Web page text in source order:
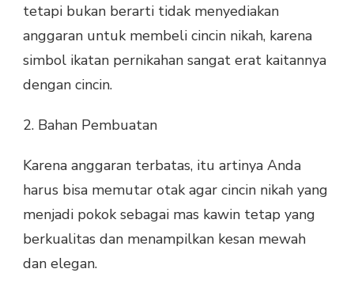
tetapi bukan berarti tidak menyediakan
anggaran untuk membeli cincin nikah, karena
simbol ikatan pernikahan sangat erat kaitannya
dengan cincin.
2. Bahan Pembuatan
Karena anggaran terbatas, itu artinya Anda
harus bisa memutar otak agar cincin nikah yang
menjadi pokok sebagai mas kawin tetap yang
berkualitas dan menampilkan kesan mewah
dan elegan.